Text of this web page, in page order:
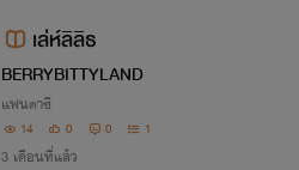
เล่ห์ลิลิธ
BERRYBITTYLAND
แฟนตาซี
14 0 0 1
3 เดือนที่แล้ว